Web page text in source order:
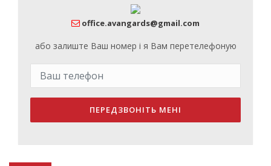
office.avangards@gmail.com
або залиште Ваш номер і я Вам перетелефоную
ПЕРЕДЗВОНІТЬ МЕНІ